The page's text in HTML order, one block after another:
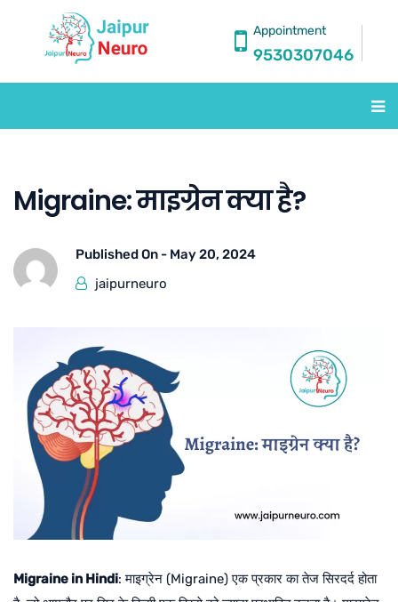
Appointment
9530307046
Migraine: माइग्रेन क्या है?
Published On - May 20, 2024
jaipurneuro
Migraine in Hindi: माइग्रेन (Migraine) एक प्रकार का तेज सिरदर्द होता